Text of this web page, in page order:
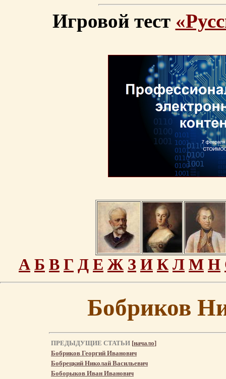
Игровой тест
А Б В Г Д Е Ж З И К Л М Н
Бобриков
ПРЕДЫДУЩИЕ СТАТЬИ [начало]
Бобриков Георгий Иванович
Бобрецкий Николай Васильевич
Боборыков Иван Иванович